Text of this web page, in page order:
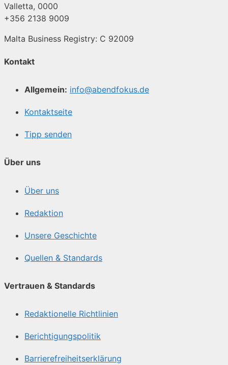
Valletta, 0000
+356 2138 9009
Malta Business Registry: C 92009
Kontakt
Allgemein: info@abendfokus.de
Kontaktseite
Tipp senden
Über uns
Über uns
Redaktion
Unsere Geschichte
Quellen & Standards
Vertrauen & Standards
Redaktionelle Richtlinien
Berichtigungspolitik
Barrierefreiheitserklärung